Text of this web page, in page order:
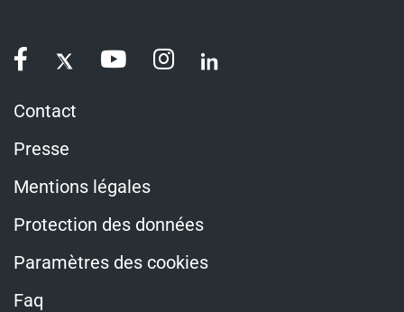
Contact
Presse
Mentions légales
Protection des données
Paramètres des cookies
Faq